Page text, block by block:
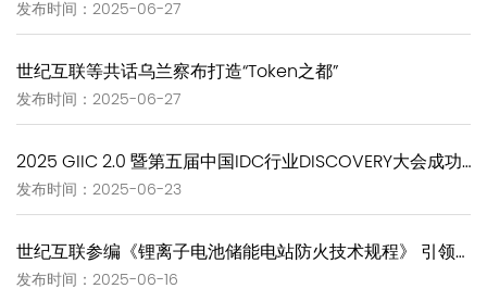
发布时间：2025-06-27
世纪互联等共话乌兰察布打造“Token之都”
发布时间：2025-06-27
发布时间：2025-06-23
发布时间：2025-06-16